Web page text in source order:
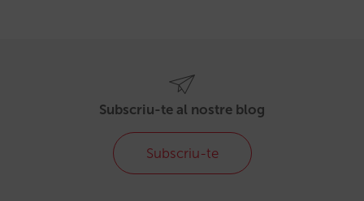
Subscriu-te al nostre blog
Subscriu-te